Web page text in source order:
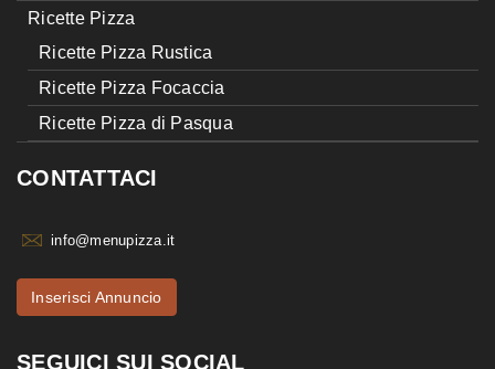
Ricette Pizza
Ricette Pizza Rustica
Ricette Pizza Focaccia
Ricette Pizza di Pasqua
CONTATTACI
info@menupizza.it
Inserisci Annuncio
SEGUICI SUI SOCIAL